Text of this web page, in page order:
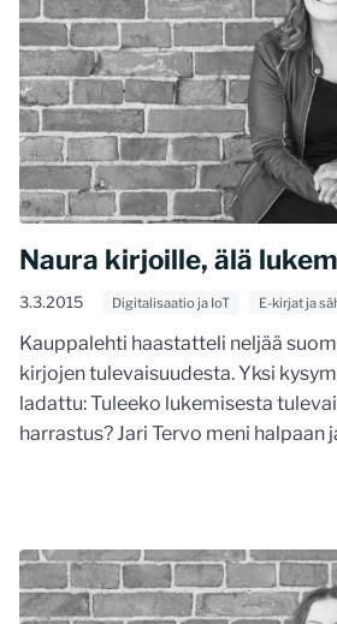
Naura kirjoille, älä
3.3.2015 Digitalisaatio ja IoT E-kirjat ja
Kauppalehti haastatteli neljää
kirjojen tulevaisuudesta. Yksi
ladattu: Tuleeko lukemisesta
harrastus? Jari Tervo meni halpaan